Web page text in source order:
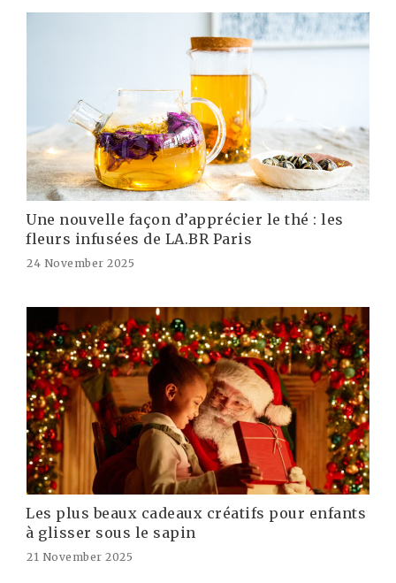
Une nouvelle façon d’apprécier le thé : les
fleurs infusées de LA.BR Paris
24 November 2025
Les plus beaux cadeaux créatifs pour enfants
à glisser sous le sapin
21 November 2025